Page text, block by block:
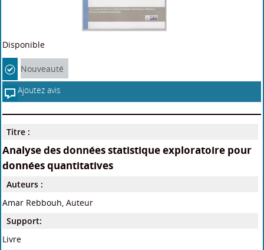
Disponible
Nouveauté
Ajoutez avis
Titre :
Analyse des données statistique exploratoire pour
données quantitatives
Auteurs :
Amar Rebbouh, Auteur
Support:
Livre